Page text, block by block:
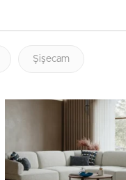
Şişecam